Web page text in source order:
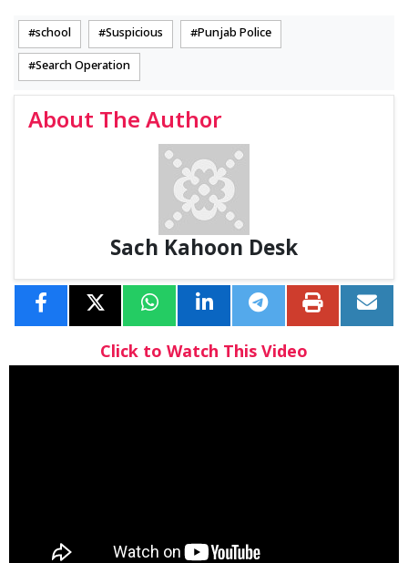
school Suspicious Punjab Police
Search Operation
About The Author
Sach Kahoon Desk
Click to Watch This Video